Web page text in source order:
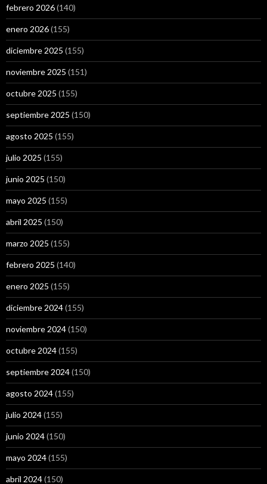
febrero 2026(140)
enero 2026(155)
diciembre 2025 (155)
noviembre 2025 (151)
octubre 2025 (155)
septiembre 2025 (150)
agosto 2025 (155)
julio 2025 (155)
junio 2025 (150)
mayo 2025 (155)
abril 2025 (150)
marzo 2025 (155)
febrero 2025 (140)
enero 2025 (155)
diciembre 2024(155)
noviembre 2024(150)
octubre 2024(155)
septiembre 2024(150)
agosto 2024(155)
julio 2024(155)
junio 2024(150)
mayo 2024(155)
abril 2024(150)